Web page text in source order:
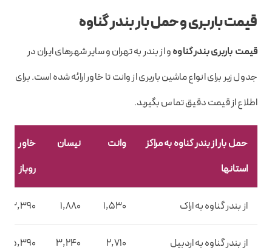
قیمت باربری و حمل بار بندر گناوه
قیمت باربری بندر گناوهو از بندر به تهران و سایر شهرهای ایران در
جدول زیر برای انواع ماشین باربری از وانت تا خاور ارائه شده است. برای
اطلاع از قیمت دقیق تماس بگیرید.
حمل بار از بندر گناوه به مراکز
استانها
وانت نیسان
خاور
روباز
از بندر گناوه به اراک 1,530
1,880
3,390
از بندر گناوه به اردبیل 2,710
3,240
5,390